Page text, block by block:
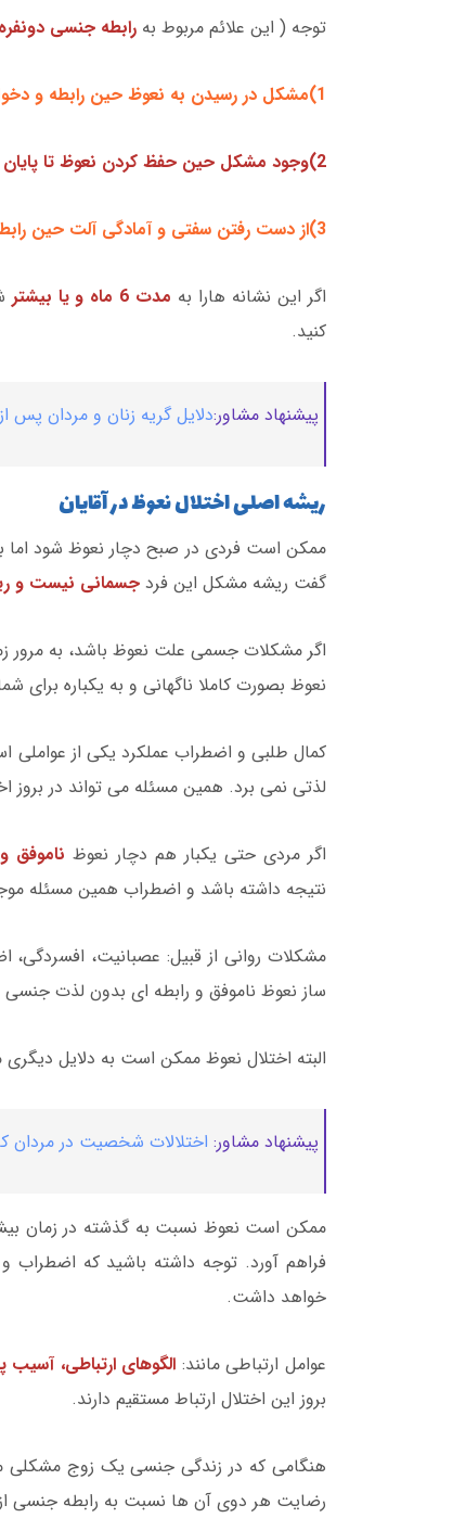
توجه ( این علائم مربوط به رابطه جنسی
1)مشکل در رسیدن به نعوظ حین رابطه و دخول جنسی
2)وجود مشکل حین حفظ کردن نعوظ تا پایان رابطه
3)از دست رفتن سفتی و آمادگی آلت حین رابطه
اگر این نشانه هارا به مدت 6 ماه و یا بیشتر
کنید.
پیشنهاد مشاور:دلایل گریه زنان و مردان پس
ریشه اصلی اختلال نعوظ در آقایان
ممکن است فردی در صبح دچار نعوظ شود اما
گفت ریشه مشکل این فرد جسمانی نیست و
اگر مشکلات جسمی علت نعوظ باشد، به مرور
نعوظ بصورت کاملا ناگهانی و به یکباره برای
کمال طلبی و اضطراب عملکرد یکی از
لذتی نمی برد. همین مسئله می تواند در بروز
اگر مردی حتی یکبار هم دچار نعوظ ناموفق
نتیجه داشته باشد و اضطراب همین مسئله
مشکلات روانی از قبیل: عصبانیت، افسردگی،
ساز نعوظ ناموفق و رابطه ای بدون لذت
البته اختلال نعوظ ممکن است به دلایل دیگری
پیشنهاد مشاور: اختلالات شخصیت در مردان
ممکن است نعوظ نسبت به گذشته در زمان
فراهم آورد. توجه داشته باشید که اضطراب
خواهد داشت.
عوامل ارتباطی مانند: الگوهای ارتباطی،
بروز این اختلال ارتباط مستقیم دارند.
هنگامی که در زندگی جنسی یک زوج مشکلی
رضایت هر دوی آن ها نسبت به رابطه جنسی